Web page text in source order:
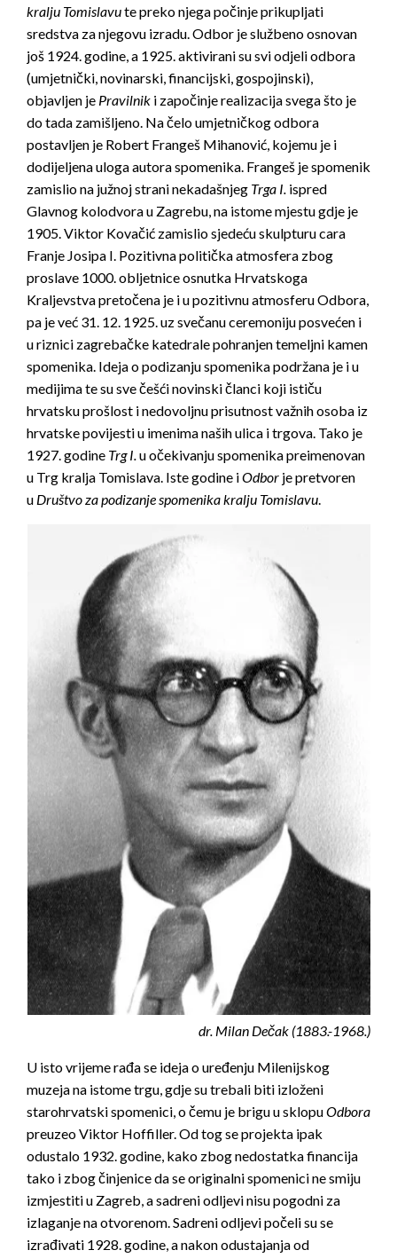
kralju Tomislavute preko njega počinje prikupljati
sredstva za njegovu izradu. Odbor je službeno osnovan
još 1924. godine, a 1925. aktivirani su svi odjeli odbora
(umjetnički, novinarski, financijski, gospojinski),
objavljen je Pravilnik i započinje realizacija svega što je
do tada zamišljeno. Na čelo umjetničkog odbora
postavljen je Robert Frangeš Mihanović, kojemu je i
dodijeljena uloga autora spomenika. Frangeš je spomenik
zamislio na južnoj strani nekadašnjeg Trga I. ispred
Glavnog kolodvora u Zagrebu, na istome mjestu gdje je
1905. Viktor Kovačić zamislio sjedeću skulpturu cara
Franje Josipa I. Pozitivna politička atmosfera zbog
proslave 1000. obljetnice osnutka Hrvatskoga
Kraljevstva pretočena je i u pozitivnu atmosferu Odbora,
pa je već 31. 12. 1925. uz svečanu ceremoniju posvećen i
u riznici zagrebačke katedrale pohranjen temeljni kamen
spomenika. Ideja o podizanju spomenika podržana je i u
medijima te su sve češći novinski članci koji ističu
hrvatsku prošlost i nedovoljnu prisutnost važnih osoba iz
hrvatske povijesti u imenima naših ulica i trgova. Tako je
1927. godine Trg I.u očekivanju spomenika preimenovan
u Trg kralja Tomislava. Iste godine iOdbor je pretvoren
u Društvo za podizanje spomenika kralju Tomislavu.
dr. Milan Dečak (1883.-1968.)
U isto vrijeme rađa se ideja o uređenju Milenijskog
muzeja na istome trgu, gdje su trebali biti izloženi
starohrvatski spomenici, o čemu je brigu u sklopuOdbora
preuzeo Viktor Hoffiller. Od tog se projekta ipak
odustalo 1932. godine, kako zbog nedostatka financija
tako i zbog činjenice da se originalni spomenici ne smiju
izmjestiti u Zagreb, a sadreni odljevi nisu pogodni za
izlaganje na otvorenom. Sadreni odljevi počeli su se
izrađivati 1928. godine, a nakon odustajanja od